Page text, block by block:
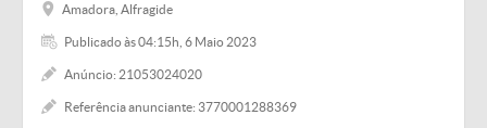
Amadora, Alfragide
Publicado às 04:15h, 6 Maio 2023
Anúncio: 21053024020
Referência anunciante: 3770001288369